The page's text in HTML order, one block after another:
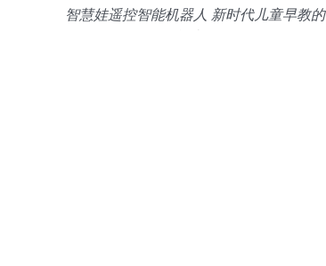
智慧娃遥控智能机器人 新时代儿童早教的